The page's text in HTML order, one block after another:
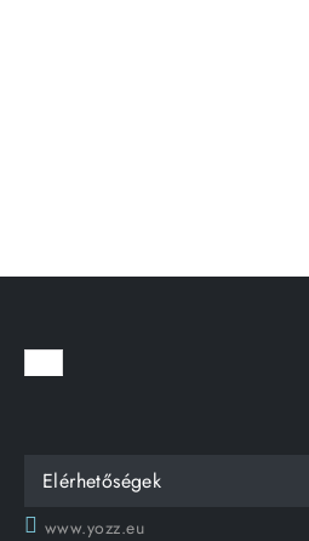
Elérhetőségek
www.yozz.eu